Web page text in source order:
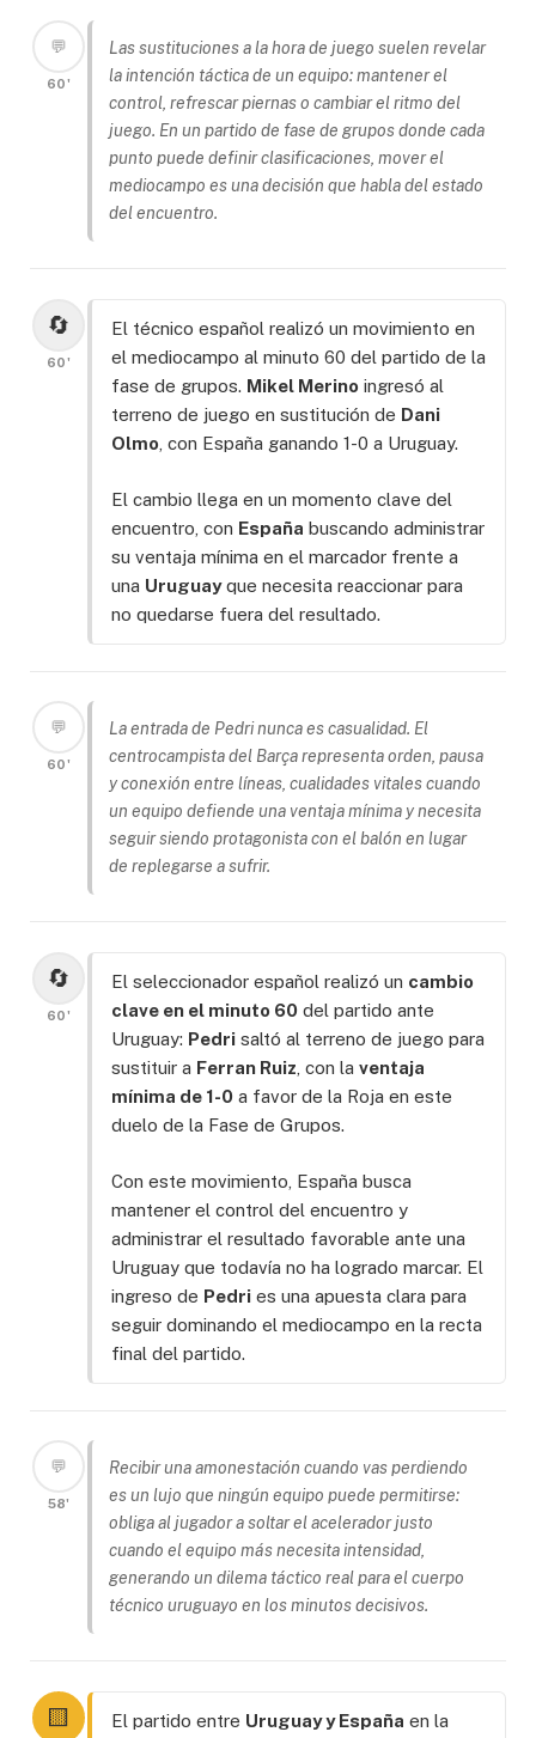
💬
60'
Las sustituciones a la hora de juego suelen revelar
la intención táctica de un equipo: mantener el
control, refrescar piernas o cambiar el ritmo del
juego. En un partido de fase de grupos donde cada
punto puede definir clasificaciones, mover el
mediocampo es una decisión que habla del estado
del encuentro.
🔄
60'
El técnico español realizó un movimiento en
el mediocampo al minuto 60 del partido de la
fase de grupos. Mikel Merino ingresó al
terreno de juego en sustitución de Dani
Olmo , con España ganando 1-0 a Uruguay.
El cambio llega en un momento clave del
encuentro, con España buscando administrar
su ventaja mínima en el marcador frente a
una Uruguayque necesita reaccionar para
no quedarse fuera del resultado.
💬
60'
La entrada de Pedri nunca es casualidad. El
centrocampista del Barça representa orden, pausa
y conexión entre líneas, cualidades vitales cuando
un equipo defiende una ventaja mínima y necesita
seguir siendo protagonista con el balón en lugar
de replegarse a sufrir.
🔄
60'
El seleccionador español realizó un cambio
clave en el minuto 60 del partido ante
Uruguay: Pedri saltó al terreno de juego para
sustituir a Ferran Ruiz , con la ventaja
mínima de 1-0 a favor de la Roja en este
duelo de la Fase de Grupos.
Con este movimiento, España busca
mantener el control del encuentro y
administrar el resultado favorable ante una
Uruguay que todavía no ha logrado marcar. El
ingreso de Pedri es una apuesta clara para
seguir dominando el mediocampo en la recta
final del partido.
💬
58'
Recibir una amonestación cuando vas perdiendo
es un lujo que ningún equipo puede permitirse:
obliga al jugador a soltar el acelerador justo
cuando el equipo más necesita intensidad,
generando un dilema táctico real para el cuerpo
técnico uruguayo en los minutos decisivos.
🟨 El partido entre Uruguay y España en la